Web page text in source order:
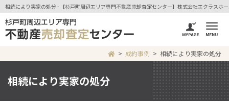
相続により実家の処分 - 【杉戸町周辺エリア専門不動産売却査定センター】株式会社エクラスホ
成約事例 相続により実家の処分
相続により実家の処分